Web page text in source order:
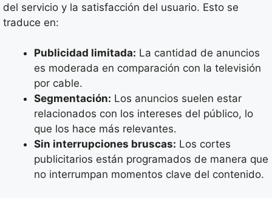
del servicio y la satisfacción del usuario. Esto se
traduce en:
Publicidad limitada: La cantidad de anuncios
es moderada en comparación con la televisión
por cable.
Segmentación: Los anuncios suelen estar
relacionados con los intereses del público, lo
que los hace más relevantes.
Sin interrupciones bruscas: Los cortes
publicitarios están programados de manera que
no interrumpan momentos clave del contenido.